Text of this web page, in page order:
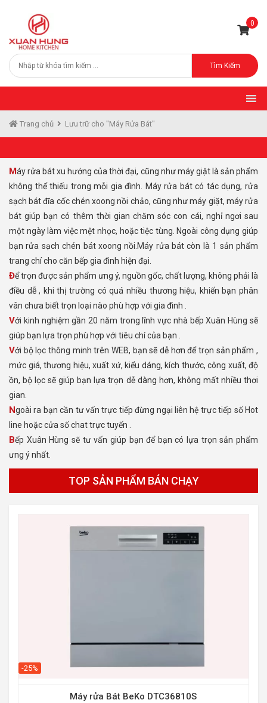
0
Tìm Kiếm
Trang chủ Lưu trữ cho "Máy Rửa Bát"
Máy rửa bát xu hướng của thời đại, cũng như máy giặt là sản phẩm
không thể thiếu trong mỗi gia đình. Máy rửa bát có tác dụng, rửa
sạch bát đĩa cốc chén xoong nồi chảo, cũng như máy giặt, máy rửa
bát giúp bạn có thêm thời gian chăm sóc con cái, nghỉ ngơi sau
một ngày làm việc mệt nhọc, hoặc tiệc tùng. Ngoài công dụng giúp
bạn rửa sạch chén bát xoong nồi.Máy rửa bát còn là 1 sản phẩm
trang chí cho căn bếp gia đình hiện đại.
Để trọn được sản phẩm ưng ý, nguồn gốc, chất lượng, không phải là
điều dễ , khi thị trường có quá nhiều thương hiệu, khiến bạn phân
vân chưa biết trọn loại nào phù hợp với gia đình .
Với kinh nghiệm gần 20 năm trong lĩnh vực nhà bếp Xuân Hùng sẽ
giúp bạn lựa trọn phù hợp với tiêu chí của bạn .
Với bộ lọc thông minh trên WEB, bạn sẽ dễ hơn để trọn sản phẩm ,
mức giá, thương hiệu, xuất xứ, kiểu dáng, kích thước, công xuất, độ
ồn, bộ lọc sẽ giúp bạn lựa trọn dễ dàng hơn, không mất nhiều thơi
gian.
Ngoài ra bạn cần tư vấn trực tiếp đừng ngại liên hệ trực tiếp số Hot
line hoặc cửa số chat trực tuyến .
Bếp Xuân Hùng sẽ tư vấn giúp bạn để bạn có lựa trọn sản phẩm
ưng ý nhất.
TOP SẢN PHẨM BÁN CHẠY
-25%
Máy rửa Bát BeKo DTC36810S